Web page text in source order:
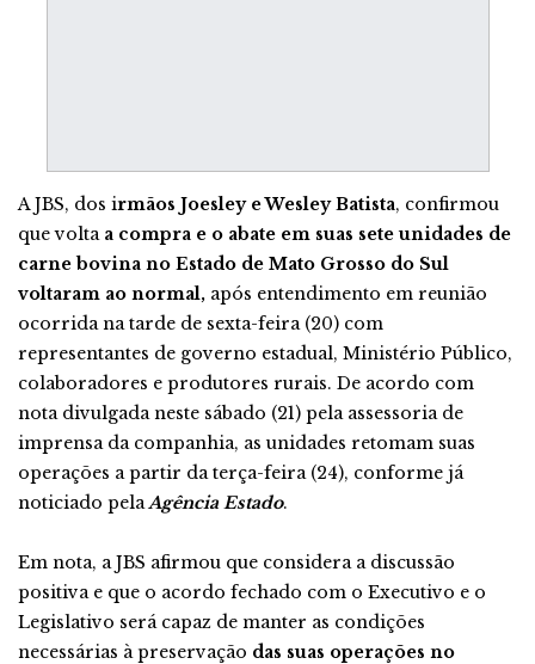
A JBS, dos irmãos Joesley e Wesley Batista, confirmou
que voltaa compra e o abate em suas sete unidades de
carne bovina no Estado de Mato Grosso do Sul
voltaram ao normal, após entendimento em reunião
ocorrida na tarde de sexta-feira (20) com
representantes de governo estadual, Ministério Público,
colaboradores e produtores rurais. De acordo com
nota divulgada neste sábado (21) pela assessoria de
imprensa da companhia, as unidades retomam suas
operações a partir da terça-feira (24), conforme já
noticiado pelaAgência Estado.
Em nota, a JBS afirmou que considera a discussão
positiva e que o acordo fechado com o Executivo e o
Legislativo será capaz de manter as condições
necessárias à preservação das suas operações no